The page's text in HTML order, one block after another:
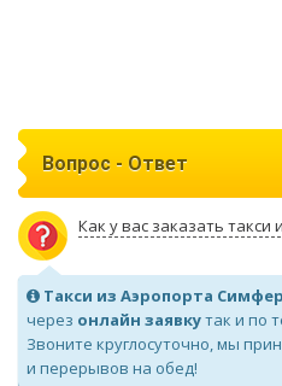
Вопрос - Ответ
Как у вас заказать
Такси из Аэропорта
через онлайн заявкутак и по
Звоните круглосуточно, мы
и перерывов на обед!